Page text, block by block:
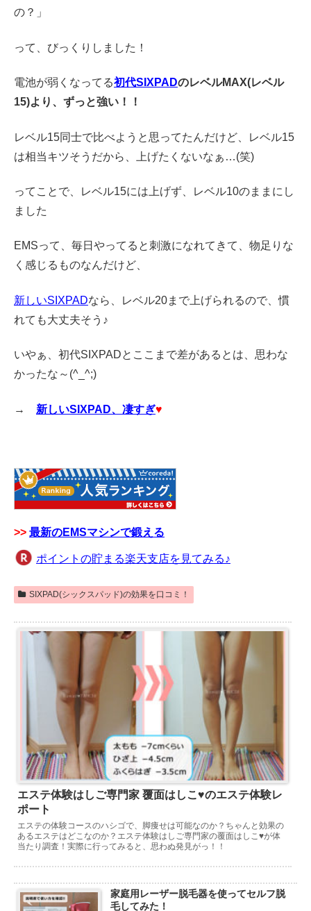
の？」
って、びっくりしました！
電池が弱くなってる初代SIXPADのレベルMAX(レベル
15)より、ずっと強い！！
レベル15同士で比べようと思ってたんだけど、レベル15
は相当キツそうだから、上げたくないなぁ…(笑)
ってことで、レベル15には上げず、レベル10のままにし
ました
EMSって、毎日やってると刺激になれてきて、物足りな
く感じるものなんだけど、
新しいSIXPADなら、レベル20まで上げられるので、慣
れても大丈夫そう♪
いやぁ、初代SIXPADとここまで差があるとは、思わな
かったな～(^_^;)
→ 新しいSIXPAD、凄すぎ♥
>> 最新のEMSマシンで鍛える
ポイントの貯まる楽天支店を見てみる♪
SIXPAD(シックスパッド)の効果を口コミ！
エステ体験はしご専門家 覆面はしこ♥のエステ体験レ
ポート
エステの体験コースのハシゴで、脚痩せは可能なのか？ちゃんと効果の
あるエステはどこなのか？エステ体験はしご専門家の覆面はしこ♥が体
当たり調査！実際に行ってみると、思わぬ発見がっ！！
家庭用レーザー脱毛器を使ってセルフ脱
毛してみた！